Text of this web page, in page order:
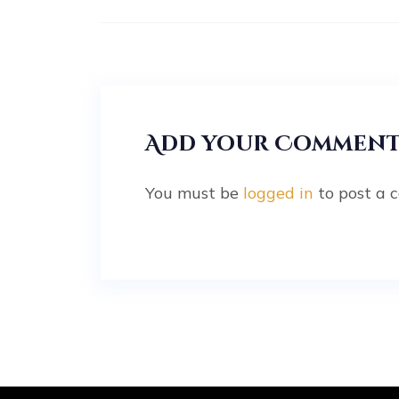
Add your
You must be logged in to post a